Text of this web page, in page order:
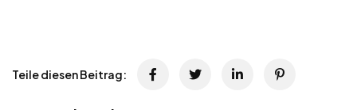
Teile diesen Beitrag: